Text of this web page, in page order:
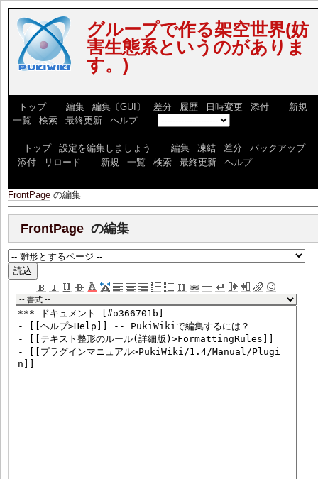
グループで作る架空世界(妨
害生態系というのがありま
す。)
トップ] [ 編集| 編集〔GUI〕 差分 履歴| 日時変更 添付] [ 新規|
一覧
検索| 最終更新| ヘルプ] [
トップ| 設定を編集しましょう 編集| 凍結| 差分 バックアップ|
添付| リロード 新規| 一覧 検索| 最終更新| ヘルプ]
FrontPageの編集
FrontPage の編集